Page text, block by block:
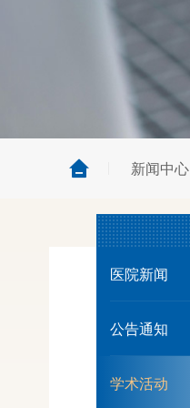
新闻中心
医院新闻
公告通知
学术活动